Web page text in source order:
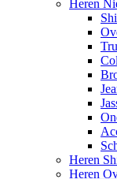
Heren
Heren
Heren